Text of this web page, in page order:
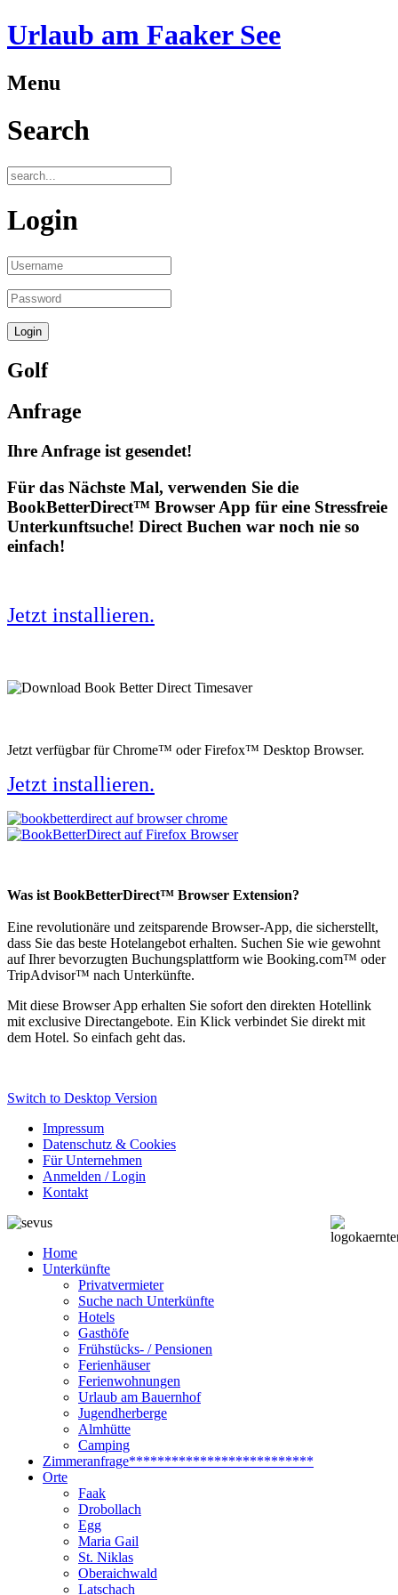
Urlaub am Faaker See
Menu
Search
Login
Golf
Anfrage
Ihre Anfrage ist gesendet!
Für das Nächste Mal, verwenden Sie die
BookBetterDirect™ Browser App für eine Stressfreie
Unterkunftsuche! Direct Buchen war noch nie so
einfach!
Jetzt installieren.
Jetzt verfügbar für Chrome™ oder Firefox™ Desktop Browser.
Jetzt installieren.
Was ist BookBetterDirect™ Browser Extension?
Eine revolutionäre und zeitsparende Browser-App, die sicherstellt,
dass Sie das beste Hotelangebot erhalten. Suchen Sie wie gewohnt
auf Ihrer bevorzugten Buchungsplattform wie Booking.com™ oder
TripAdvisor™ nach Unterkünfte.
Mit diese Browser App erhalten Sie sofort den direkten Hotellink
mit exclusive Directangebote. Ein Klick verbindet Sie direkt mit
dem Hotel. So einfach geht das.
Switch to Desktop Version
Impressum
Datenschutz & Cookies
Für Unternehmen
Anmelden / Login
Kontakt
Home
Unterkünfte
Privatvermieter
Suche nach Unterkünfte
Hotels
Gasthöfe
Frühstücks- / Pensionen
Ferienhäuser
Ferienwohnungen
Urlaub am Bauernhof
Jugendherberge
Almhütte
Camping
Zimmeranfrage**************************
Orte
Faak
Drobollach
Egg
Maria Gail
St. Niklas
Oberaichwald
Latschach